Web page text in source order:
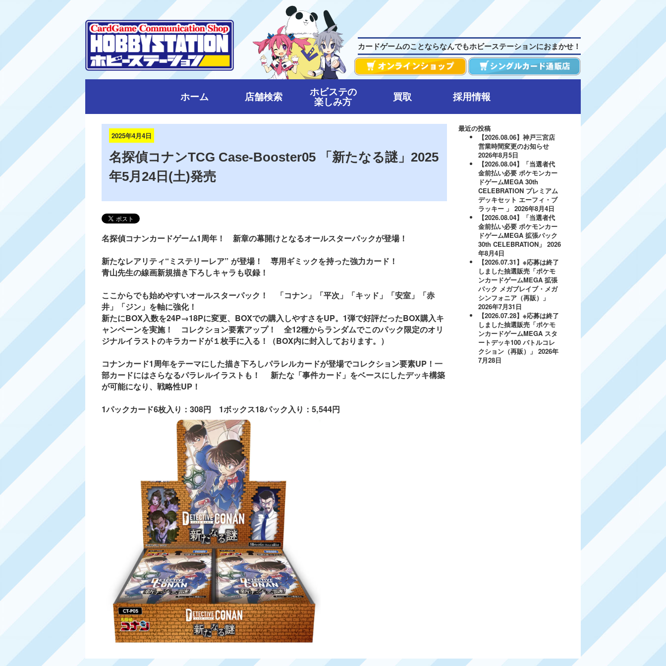
カードゲームのことならなんでもホビーステーションにおまかせ！
ホーム 店舗検索 ホビステの
楽しみ方 買取 採用情報
2025年4月4日
名探偵コナンTCG Case-Booster05 「新たなる謎」2025
年5月24日(土)発売
名探偵コナンカードゲーム1周年！ 新章の幕開けとなるオールスターパックが登場！
新たなレアリティ“ミステリーレア” が登場！ 専用ギミックを持った強力カード！
青山先生の線画新規描き下ろしキャラも収録！
ここからでも始めやすいオールスターパック！ 「コナン」「平次」「キッド」「安室」「赤
井」「ジン」を軸に強化！
新たにBOX入数を24P→18Pに変更、BOXでの購入しやすさをUP。1弾で好評だったBOX購入キ
ャンペーンを実施！ コレクション要素アップ！ 全12種からランダムでこのパック限定のオリ
ジナルイラストのキラカードが１枚手に入る！（BOX内に封入しております。）
コナンカード1周年をテーマにした描き下ろしパラレルカードが登場でコレクション要素UP！一
部カードにはさらなるパラレルイラストも！ 新たな「事件カード」をベースにしたデッキ構築
が可能になり、戦略性UP！
1パックカード6枚入り：308円 1ボックス18パック入り： 5,544円
最近の投稿
【2026.08.06】神戸三宮店
営業時間変更のお知らせ
2026年8月5日
【2026.08.04】「当選者代
金前払い必要 ポケモンカー
ドゲームMEGA 30th
CELEBRATION プレミアム
デッキセット エーフィ・ブ
ラッキー 」 2026年8月4日
【2026.08.04】「当選者代
金前払い必要 ポケモンカー
ドゲームMEGA 拡張パック
30th CELEBRATION」 2026
年8月4日
【2026.07.31】※応募は終了
しました抽選販売「ポケモ
ンカードゲームMEGA 拡張
パック メガブレイブ・メガ
シンフォニア（再販）」
2026年7月31日
【2026.07.28】※応募は終了
しました抽選販売「ポケモ
ンカードゲームMEGA スタ
ートデッキ100 バトルコレ
クション（再販）」 2026年
7月28日